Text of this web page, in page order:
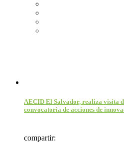
AECID El Salvador, realiza visita
convocatoria de acciones de
compartir: